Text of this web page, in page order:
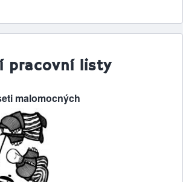
pracovní listy
malomocných